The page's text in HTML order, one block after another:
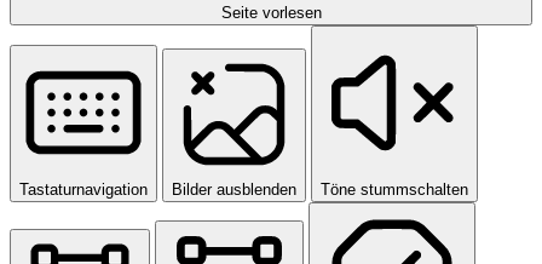
Seite vorlesen
Tastaturnavigation Bilder ausblenden Töne stummschalten